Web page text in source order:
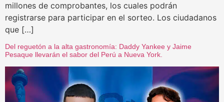
millones de comprobantes, los cuales podrán
registrarse para participar en el sorteo. Los ciudadanos
que […]
Del reguetón a la alta gastronomía: Daddy Yankee y Jaime
Pesaque llevarán el sabor del Perú a Nueva York.